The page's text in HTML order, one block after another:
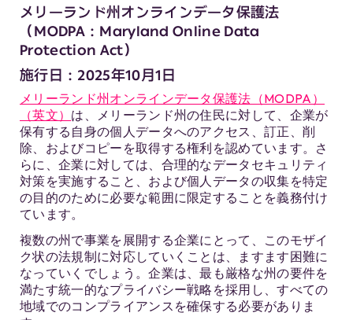
メリーランド州オンラインデータ保護法
（MODPA：Maryland Online Data
Protection Act）
施行日：2025年10月1日
メリーランド州オンラインデータ保護法（MODPA）
（英文） は、メリーランド州の住民に対して、企業が
保有する自身の個人データへのアクセス、訂正、削
除、およびコピーを取得する権利を認めています。さ
らに、企業に対しては、合理的なデータセキュリティ
対策を実施すること、および個人データの収集を特定
の目的のために必要な範囲に限定することを義務付け
ています。
複数の州で事業を展開する企業にとって、このモザイ
ク状の法規制に対応していくことは、ますます困難に
なっていくでしょう。企業は、最も厳格な州の要件を
満たす統一的なプライバシー戦略を採用し、すべての
地域でのコンプライアンスを確保する必要がありま